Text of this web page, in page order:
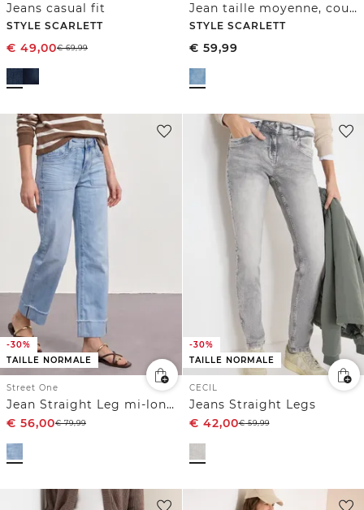
Jeans casual fit
STYLE SCARLETT
€ 49,00€69,99
Jean taille moyenne, coupe Slim Leg et style décontracté
STYLE SCARLETT
€ 59,99
-30%
TAILLE NORMALE
Street One
Jean Straight Leg mi-longs, coupe décontractée
€ 56,00€79,99
-30%
TAILLE NORMALE
CECIL
Jeans Straight Legs
€ 42,00€59,99